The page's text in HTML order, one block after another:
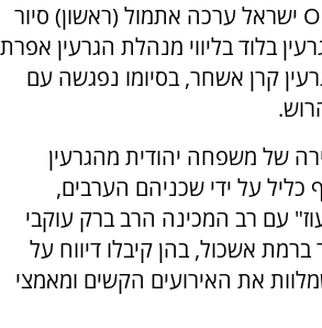
ישראל ערכה אתמול (ראשון) סיור
בלוד בליווי מנהלת הגרעין אפרת
קרן אשחר, בסיומו נפגשה עם
של משפחה יהודית מהגרעין
כליל על ידי שכניהם הערבים,
עם רב המכינה הרב ברק עוקבי
ברמת אשכול, בהן קיבלו דיווח על
את האירועים הקשים ומאמצי